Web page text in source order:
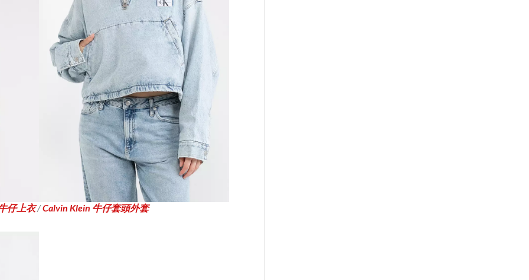
仔上衣/Calvin Klein 牛仔套頭外套